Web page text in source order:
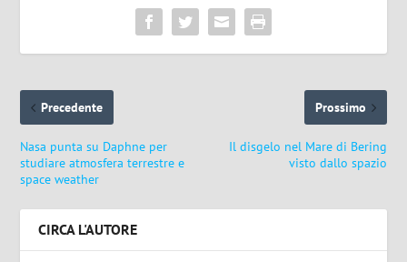
Precedente
Nasa punta su Daphne per
studiare atmosfera terrestre e
space weather
Prossimo
Il disgelo nel Mare di Bering
visto dallo spazio
CIRCA L'AUTORE